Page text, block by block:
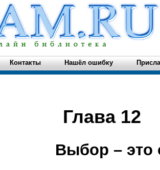
Контакты Нашёл ошибку
Глава 12
Выбор – это